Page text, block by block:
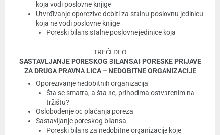
koja vodi poslovne knjige
Utvrđivanje oporezive dobiti za stalnu poslovnu jedinicu
koja ne vodi poslovne knjige
Poreski bilans stalne poslovne jedinice koja
TREĆI DEO
SASTAVLJANJE PORESKOG BILANSA I PORESKE PRIJAVE
ZA DRUGA PRAVNA LICA – NEDOBITNE ORGANIZACIJE
Oporezivanje nedobitnih organizacija
Šta se smatra, a šta ne, prihodima ostvarenim na
tržištu?
Oslobođenje od plaćanja poreza
Sastavljanje poreskog bilansa
Poreski bilans za nedobitne organizacije koje